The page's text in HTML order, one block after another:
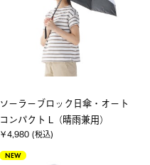
ソーラーブロック日傘・オート
コンパクト L（晴雨兼用）
￥4,980 (税込)
NEW